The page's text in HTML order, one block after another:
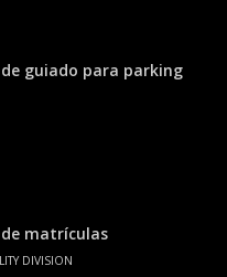
guiado para parking
matrículas
DIVISION